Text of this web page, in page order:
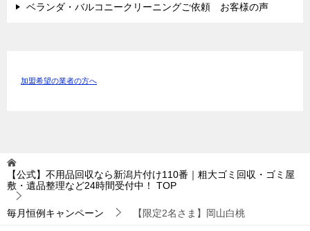
ベランダ・バルコニークリーニングご依頼 お客様の声
加盟希望の業者の方へ
【公式】不用品回収なら新潟片付け110番｜粗大ゴミ回収・ゴミ屋
敷・遺品整理など24時間受付中！
TOP
毎月恒例キャンペーン 【限定2名さま】岡山白桃